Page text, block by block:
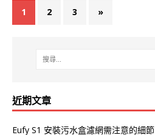
1 2 3 »
近期文章
Eufy S1 安裝污水盒濾網需注意的細節